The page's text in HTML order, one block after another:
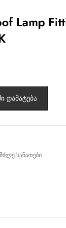
Lamp
დამატება
სანათები